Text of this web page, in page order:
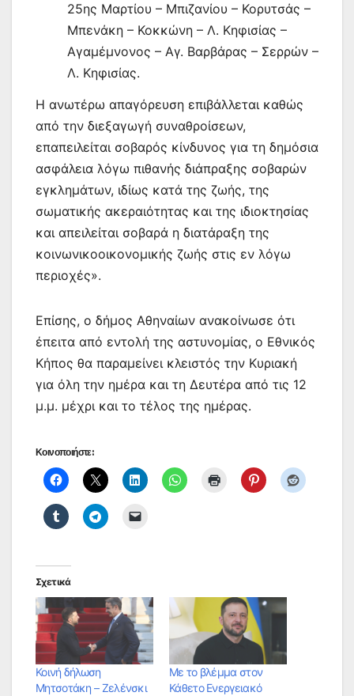
25ης Μαρτίου – Μπιζανίου – Κορυτσάς –
Μπενάκη – Κοκκώνη – Λ. Κηφισίας –
Αγαμέμνονος – Αγ. Βαρβάρας – Σερρών –
Λ. Κηφισίας.
Η ανωτέρω απαγόρευση επιβάλλεται καθώς
από την διεξαγωγή συναθροίσεων,
επαπειλείται σοβαρός κίνδυνος για τη δημόσια
ασφάλεια λόγω πιθανής διάπραξης σοβαρών
εγκλημάτων, ιδίως κατά της ζωής, της
σωματικής ακεραιότητας και της ιδιοκτησίας
και απειλείται σοβαρά η διατάραξη της
κοινωνικοοικονομικής ζωής στις εν λόγω
περιοχές».
Επίσης, ο δήμος Αθηναίων ανακοίνωσε ότι
έπειτα από εντολή της αστυνομίας, ο Εθνικός
Κήπος θα παραμείνει κλειστός την Κυριακή
για όλη την ημέρα και τη Δευτέρα από τις 12
μ.μ. μέχρι και το τέλος της ημέρας.
Κοινοποιήστε:
Σχετικά
Κοινή δήλωση
Μητσοτάκη – Ζελένσκι
Με το βλέμμα στον
Κάθετο Ενεργειακό